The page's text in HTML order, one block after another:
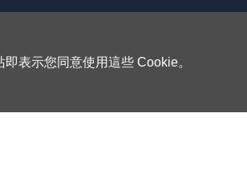
表示您同意使用這些 Cookie。